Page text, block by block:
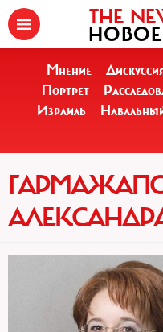
THE
Мнение
Портрет
Израиль